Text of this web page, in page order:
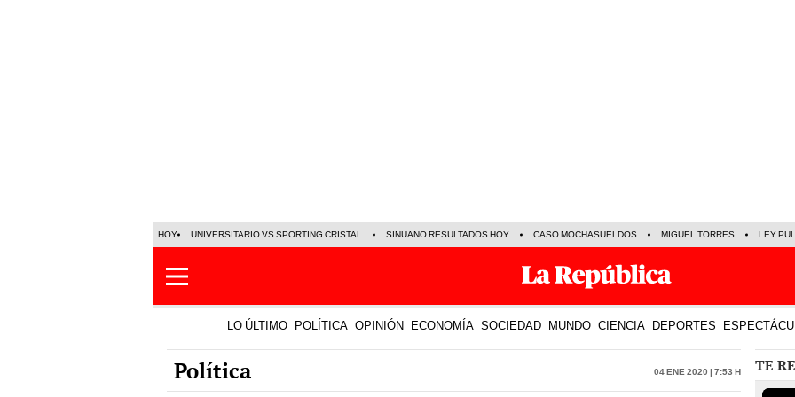
HOY UNIVERSITARIO VS SPORTING CRISTAL SINUANO RESULTADOS HOY CASO MOCHASUELDOS MIGUEL TORRES LEY
LO ÚLTIMO POLÍTICA OPINIÓN ECONOMÍA SOCIEDAD MUNDO CIENCIA DEPORTES
Política 04 Ene 2020 | 7:53 h TE